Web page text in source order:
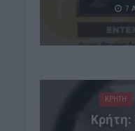
7
ΚΡΗΤΗ
Κρήτη: